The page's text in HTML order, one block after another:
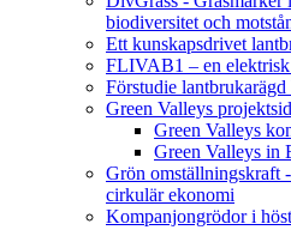
biodiversitet och
Ett kunskapsdrivet
FLIVAB1 – en elektrisk
Förstudie
Green Valleys
Green Valleys
Green Valleys in
Grön omställningskraft
cirkulär ekonomi
Kompanjongrödor i